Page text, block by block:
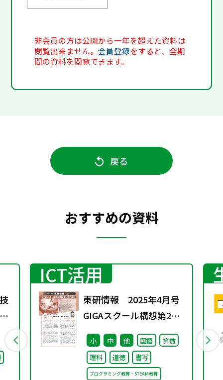
非会員の方は公開から一年を超えた資料は
閲覧出来ません。会員登録をすると、全期
間の資料を閲覧できます。
戻る
おすすめの資料
ICT活用
東研情報 2025年4月号
GIGAスクール構想第2期
に向けて ③
小 中 他 国語
算数
理科
道徳 書写
プログラミング教育・STEAM教育